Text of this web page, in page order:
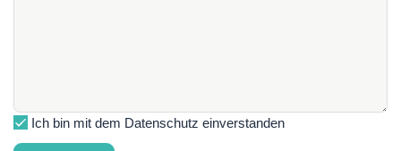
Ich bin mit dem Datenschutz einverstanden